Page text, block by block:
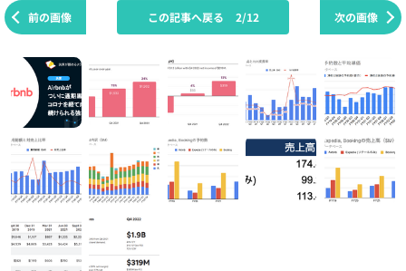
前の画像 次の画像
この記事へ戻る 2/12